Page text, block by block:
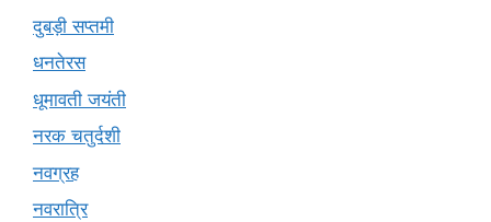
दुबड़ी सप्तमी
धनतेरस
धूमावती जयंती
नरक चतुर्दशी
नवग्रह
नवरात्रि